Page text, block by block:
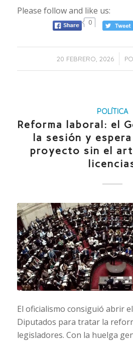
Please follow and like us:
0
20 FEBRERO, 2026
/
POLÍTICA
Reforma laboral: el
la sesión y
proyecto sin el
El oficialismo consiguió abrir
Diputados para tratar la
legisladores. Con la huelga